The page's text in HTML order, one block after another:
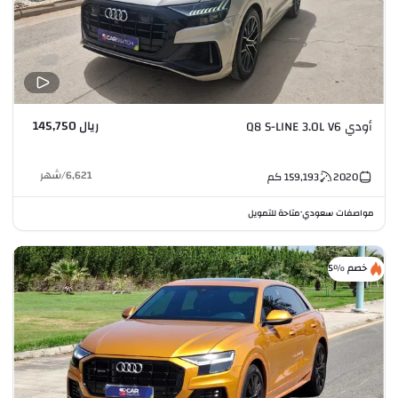
أودي Q8 S-LINE 3.0L V6 ريال 145,750
2020
159,193كم 6,621
/شهر
مواصفات سعودي•متاحة للتمويل
خصم %5